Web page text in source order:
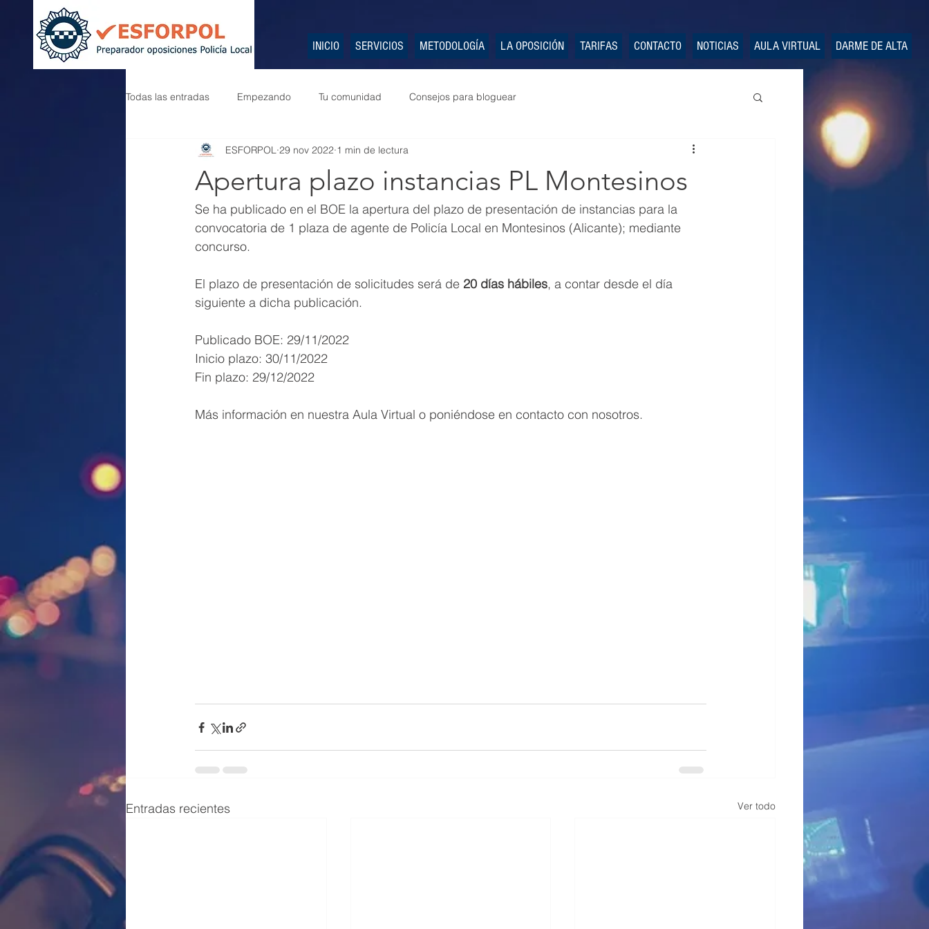
INICIO SERVICIOS METODOLOGÍA LA OPOSICIÓN TARIFAS CONTACTO NOTICIAS AULA VIRTUAL DARME DE ALTA
Todas las entradas Empezando Tu comunidad Consejos para bloguear
Apertura plazo instancias PL Montesinos
ESFORPOL 29 nov 2022 1 min de lectura
Se ha publicado en el BOE la apertura del plazo de presentación de instancias para la
convocatoria de 1 plaza de agente de Policía Local en Montesinos (Alicante); mediante
concurso.
El plazo de presentación de solicitudes será de 20 días hábiles, a contar desde el día
siguiente a dicha publicación.
Publicado BOE: 29/11/2022
Inicio plazo: 30/11/2022
Fin plazo: 29/12/2022
Más información en nuestra Aula Virtual o poniéndose en contacto con nosotros.
Entradas recientes Ver todo